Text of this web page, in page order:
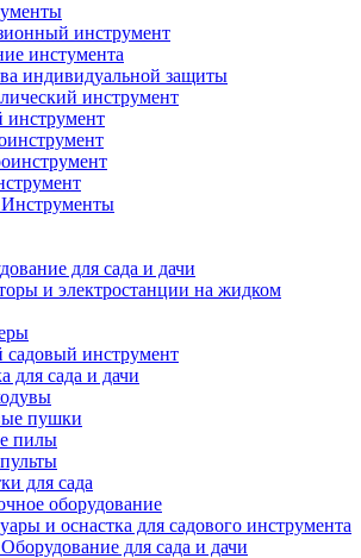
инструмент
инстумента
индивидуальной защиты
инструмент
инструмент
для сада и дачи
и электростанции на жидком
садовый инструмент
для сада и дачи
пушки
пилы
для сада
оборудование
и оснастка для садового инструмента
для сада и дачи